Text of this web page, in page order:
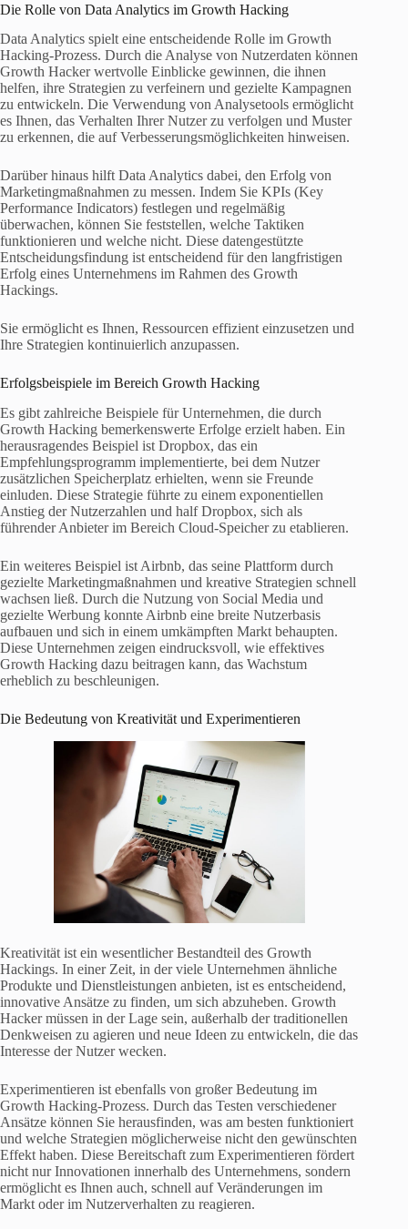
Die Rolle von Data Analytics im Growth Hacking
Data Analytics spielt eine entscheidende Rolle im Growth
Hacking-Prozess. Durch die Analyse von Nutzerdaten können
Growth Hacker wertvolle Einblicke gewinnen, die ihnen
helfen, ihre Strategien zu verfeinern und gezielte Kampagnen
zu entwickeln. Die Verwendung von Analysetools ermöglicht
es Ihnen, das Verhalten Ihrer Nutzer zu verfolgen und Muster
zu erkennen, die auf Verbesserungsmöglichkeiten hinweisen.
Darüber hinaus hilft Data Analytics dabei, den Erfolg von
Marketingmaßnahmen zu messen. Indem Sie KPIs (Key
Performance Indicators) festlegen und regelmäßig
überwachen, können Sie feststellen, welche Taktiken
funktionieren und welche nicht. Diese datengestützte
Entscheidungsfindung ist entscheidend für den langfristigen
Erfolg eines Unternehmens im Rahmen des Growth
Hackings.
Sie ermöglicht es Ihnen, Ressourcen effizient einzusetzen und
Ihre Strategien kontinuierlich anzupassen.
Erfolgsbeispiele im Bereich Growth Hacking
Es gibt zahlreiche Beispiele für Unternehmen, die durch
Growth Hacking bemerkenswerte Erfolge erzielt haben. Ein
herausragendes Beispiel ist Dropbox, das ein
Empfehlungsprogramm implementierte, bei dem Nutzer
zusätzlichen Speicherplatz erhielten, wenn sie Freunde
einluden. Diese Strategie führte zu einem exponentiellen
Anstieg der Nutzerzahlen und half Dropbox, sich als
führender Anbieter im Bereich Cloud-Speicher zu etablieren.
Ein weiteres Beispiel ist Airbnb, das seine Plattform durch
gezielte Marketingmaßnahmen und kreative Strategien schnell
wachsen ließ. Durch die Nutzung von Social Media und
gezielte Werbung konnte Airbnb eine breite Nutzerbasis
aufbauen und sich in einem umkämpften Markt behaupten.
Diese Unternehmen zeigen eindrucksvoll, wie effektives
Growth Hacking dazu beitragen kann, das Wachstum
erheblich zu beschleunigen.
Die Bedeutung von Kreativität und Experimentieren
Kreativität ist ein wesentlicher Bestandteil des Growth
Hackings. In einer Zeit, in der viele Unternehmen ähnliche
Produkte und Dienstleistungen anbieten, ist es entscheidend,
innovative Ansätze zu finden, um sich abzuheben. Growth
Hacker müssen in der Lage sein, außerhalb der traditionellen
Denkweisen zu agieren und neue Ideen zu entwickeln, die das
Interesse der Nutzer wecken.
Experimentieren ist ebenfalls von großer Bedeutung im
Growth Hacking-Prozess. Durch das Testen verschiedener
Ansätze können Sie herausfinden, was am besten funktioniert
und welche Strategien möglicherweise nicht den gewünschten
Effekt haben. Diese Bereitschaft zum Experimentieren fördert
nicht nur Innovationen innerhalb des Unternehmens, sondern
ermöglicht es Ihnen auch, schnell auf Veränderungen im
Markt oder im Nutzerverhalten zu reagieren.